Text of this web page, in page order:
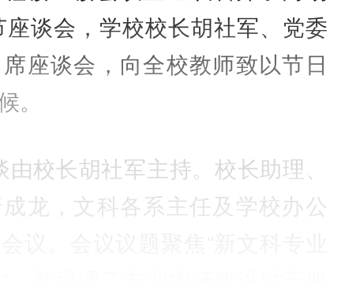
座谈会，学校校长胡社军、党委
座谈会，向全校教师致以节日
。
长胡社军主持。校长助理、
龙，文科各系主任及学校办公